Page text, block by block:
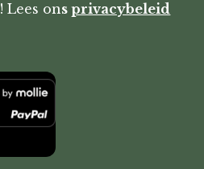
Lees onsprivacybeleid